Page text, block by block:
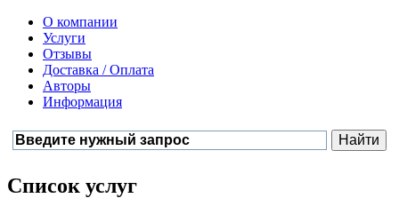
О компании
Услуги
Отзывы
Доставка / Оплата
Авторы
Информация
Список услуг